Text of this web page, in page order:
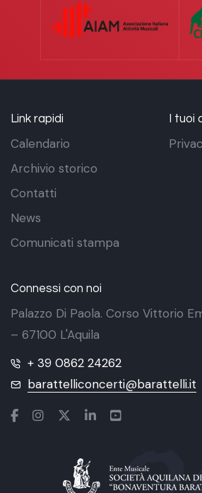
Link rapidi
Calendario
Archivio storico
Contatti
News
Comunicati stampa
I tuoi
Connessi con noi
Palazzo Di Paola. Corso Vittorio
– 67100 L'Aquila
+ 39 0862 24262
barattelliconcerti@barattelli.it